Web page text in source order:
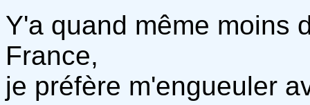
Y'a quand même moins
France,
je préfère m'engueuler